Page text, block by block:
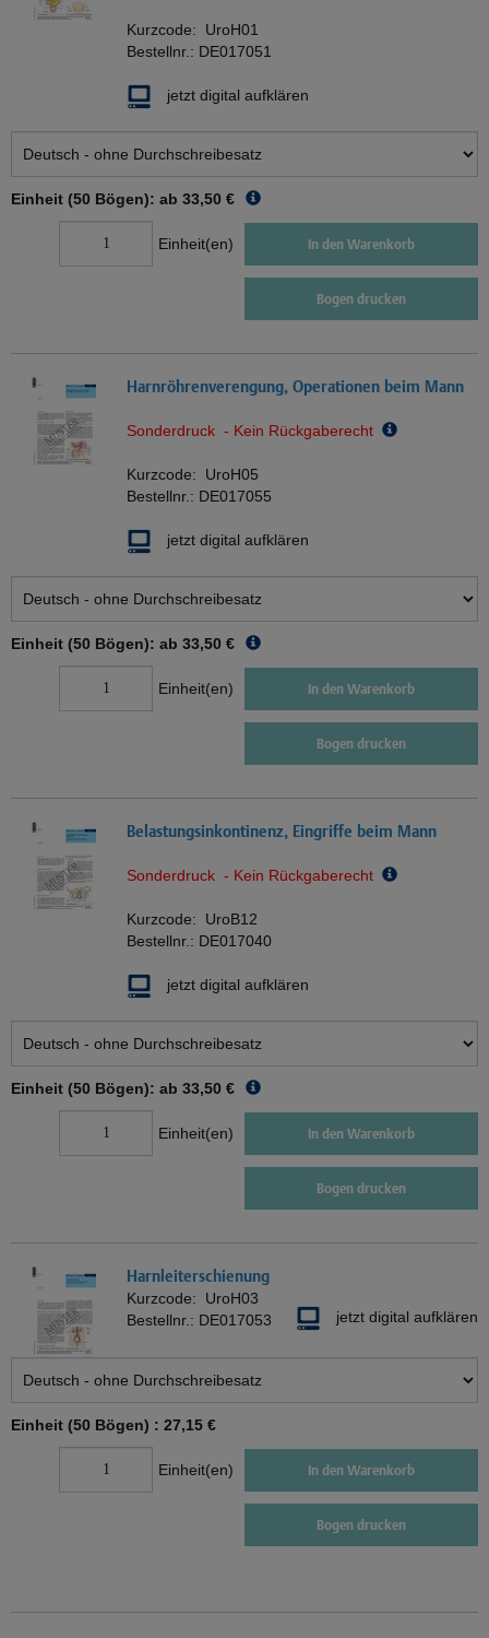
Kurzcode: UroH01
Bestellnr.: DE017051
jetzt digital aufklären
Einheit (50 Bögen): ab 33,50 €
Einheit(en) In den Warenkorb
Bogen drucken
Harnröhrenverengung, Operationen beim Mann
Sonderdruck - Kein Rückgaberecht
Kurzcode: UroH05
Bestellnr.: DE017055
jetzt digital aufklären
Einheit (50 Bögen): ab 33,50 €
Einheit(en) In den Warenkorb
Bogen drucken
Belastungsinkontinenz, Eingriffe beim Mann
Sonderdruck - Kein Rückgaberecht
Kurzcode: UroB12
Bestellnr.: DE017040
jetzt digital aufklären
Einheit (50 Bögen): ab 33,50 €
Einheit(en) In den Warenkorb
Bogen drucken
Harnleiterschienung
Kurzcode: UroH03
Bestellnr.: DE017053 jetzt digital aufklären
Einheit (50 Bögen) : 27,15 €
Einheit(en) In den Warenkorb
Bogen drucken